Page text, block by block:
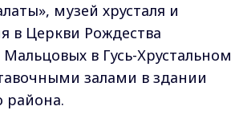
музей хрусталя и
в Церкви Рождества
в Гусь-Хрустальном
залами в здании
района.